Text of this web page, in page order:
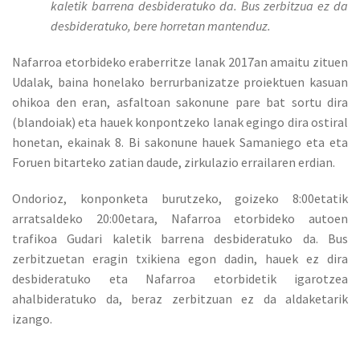
kaletik barrena desbideratuko da. Bus zerbitzua ez da
desbideratuko, bere horretan mantenduz.
Nafarroa etorbideko eraberritze lanak 2017an amaitu zituen
Udalak, baina honelako berrurbanizatze proiektuen kasuan
ohikoa den eran, asfaltoan sakonune pare bat sortu dira
(blandoiak) eta hauek konpontzeko lanak egingo dira ostiral
honetan, ekainak 8. Bi sakonune hauek Samaniego eta eta
Foruen bitarteko zatian daude, zirkulazio errailaren erdian.
Ondorioz, konponketa burutzeko, goizeko 8:00etatik
arratsaldeko 20:00etara, Nafarroa etorbideko autoen
trafikoa Gudari kaletik barrena desbideratuko da. Bus
zerbitzuetan eragin txikiena egon dadin, hauek ez dira
desbideratuko eta Nafarroa etorbidetik igarotzea
ahalbideratuko da, beraz zerbitzuan ez da aldaketarik
izango.